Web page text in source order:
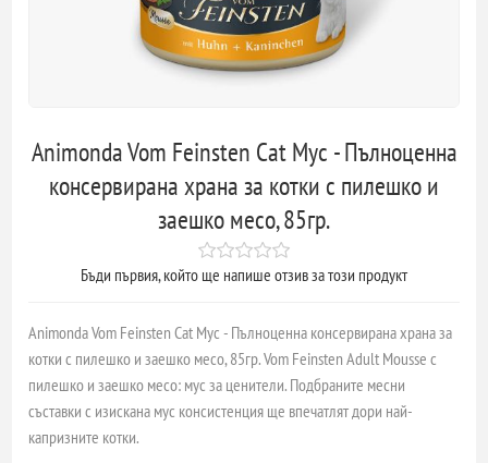
Animonda Vom Feinsten Cat Мус - Пълноценна
консервирана храна за котки с пилешко и
заешко месо, 85гр.
Бъди първия, който ще напише отзив за този продукт
Animonda Vom Feinsten Cat Мус - Пълноценна консервирана храна за
котки с пилешко и заешко месо, 85гр. Vom Feinsten Adult Mousse с
пилешко и заешко месо: мус за ценители. Подбраните месни
съставки с изискана мус консистенция ще впечатлят дори най-
капризните котки.